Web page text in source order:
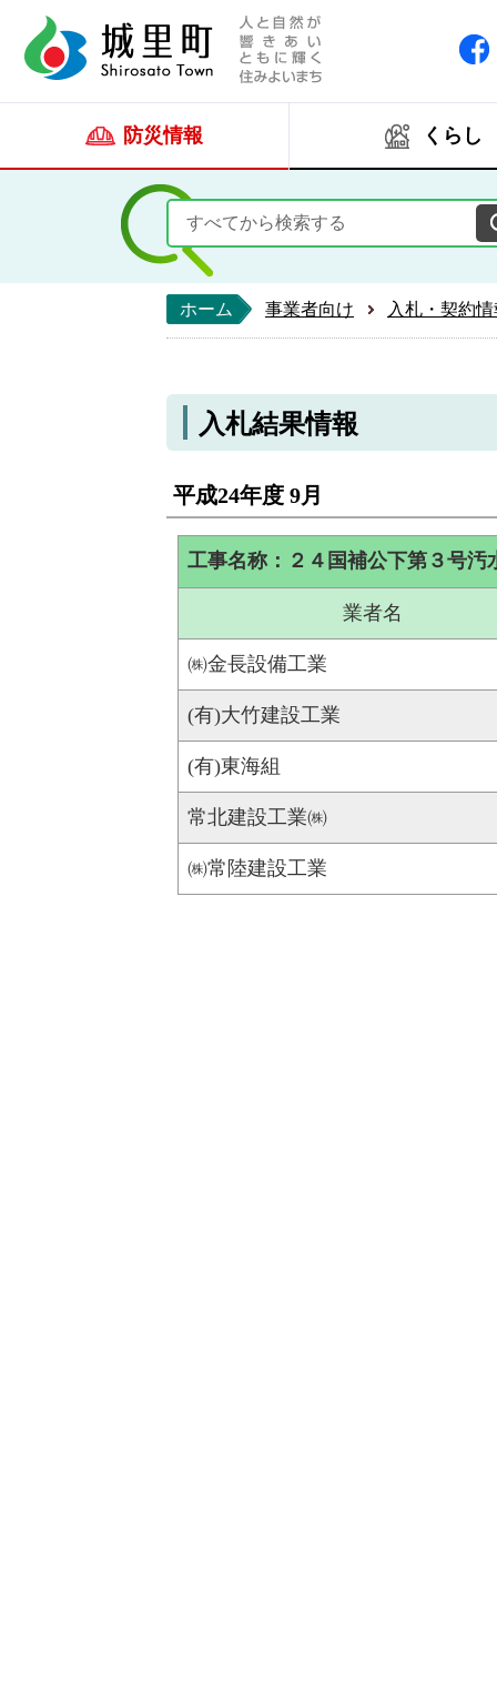
防災情報 くらし
ホーム 事業者向け 入札・契約
入札結果情報
平成24年度 9月
工事名称：２４国補公下第３号汚
業者名
㈱金長設備工業
(有)大竹建設工業
(有)東海組
常北建設工業㈱
㈱常陸建設工業